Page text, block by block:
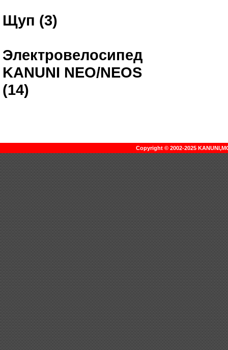
Щуп (3)
Электровелосипед
KANUNI NEO/NEOS
(14)
Copyright © 2002-2025